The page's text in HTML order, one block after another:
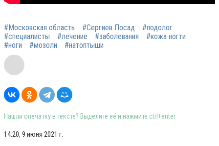
#Московская область #Сергиев Посад
#подолог
#специалисты
#лечение #заболевания
#кожа ногти
#ноги
#мозоли #натоптыши
Нашли опечатку в тексте? Выделите её и нажмите ctrl+enter
14:20, 9 июня 2021 г.